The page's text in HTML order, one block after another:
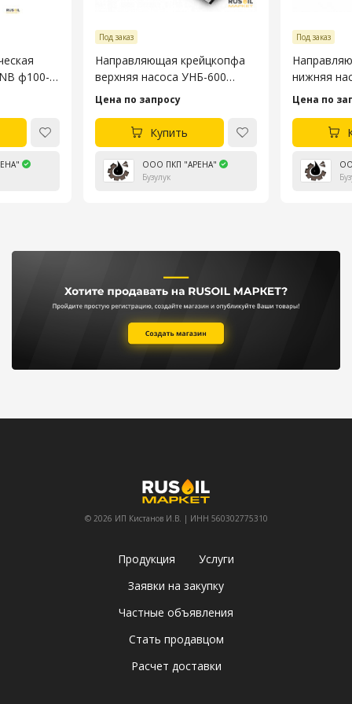
ф100-
Под заказ
Направляющая крейцкопфа
верхняя насоса УНБ-600
4045.53.106-4
Цена по запросу
Купить
ООО ПКП "АРЕНА"
Бузулук
Под заказ
нижняя
Цена по
© 2026 ИП Кистанов И.В. | ИНН 560302775310
Продукция
Услуги
Заявки на закупку
Частные объявления
Стать продавцом
Расчет доставки